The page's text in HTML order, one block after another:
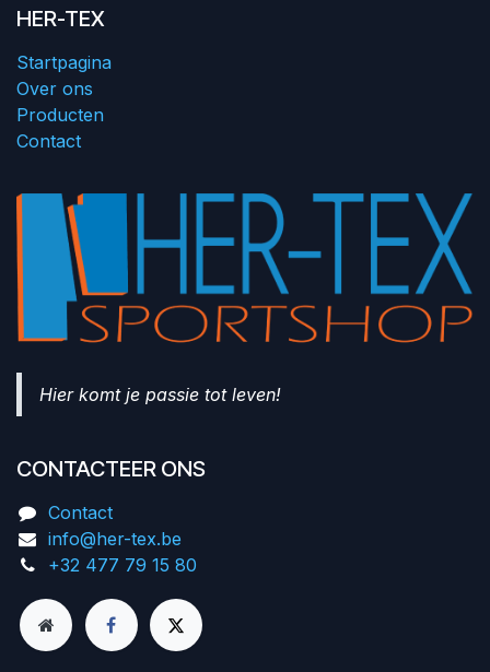
HER-TEX
Startpagina
Over ons
Producten
Contact
Hier komt je passie tot leven!
CONTACTEER ONS
Contact
info@her-tex.be
+32 477 79 15 80